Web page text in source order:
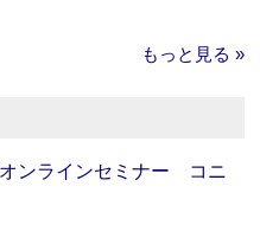
もっと見る »
ンラインセミナー コニ